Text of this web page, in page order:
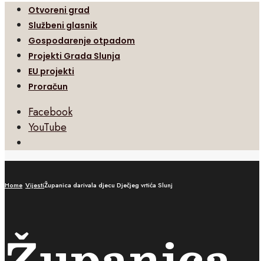
Otvoreni grad
Službeni glasnik
Gospodarenje otpadom
Projekti Grada Slunja
EU projekti
Proračun
Facebook
YouTube
Search
Home VijestiŽupanica darivala djecu Dječjeg vrtića Slunj